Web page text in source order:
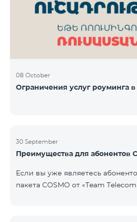
Фиксированная телефония: 180
внутри фиксированной сети Team
08 October
Ограничения услуг роуминга
30 September
Преимущества для абонентов
Если вы уже являетесь
пакета COSMO от «Team